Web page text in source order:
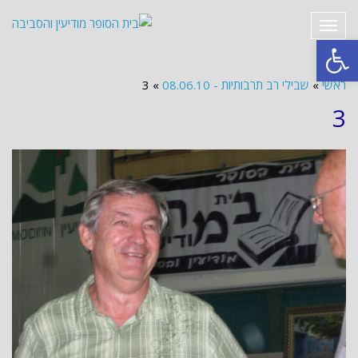
פתח סרגל נגישות
תפריט
ראשי » שבילי רב תרבותיות - 08.06.10 »
3
3